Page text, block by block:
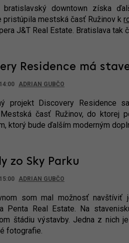
bratislavský downtown získa
pristúpila mestská časť Ružinov k
J&T Real Estate. Bratislava tak
Residence má
ADRIAN GUBČO
projekt Discovery Residence
časť Ružinov, do ktorej
ktorý bude ďalším moderným
zo Sky Parku
ADRIAN GUBČO
som mal možnosť
Penta Real Estate. Na
štádiu výstavby. Jedna z nich
fotografie.